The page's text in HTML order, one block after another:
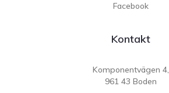
Facebook
Kontakt
Komponentvägen 4,
961 43 Boden